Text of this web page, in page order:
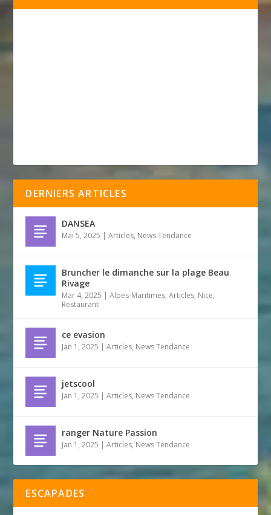
DERNIERS ARTICLES
DANSEA
Mai 5, 2025 |Articles, News Tendance
Bruncher le dimanche sur la plage Beau
Rivage
Mar 4, 2025 |Alpes-Maritimes,Articles, Nice,
Restaurant
ce evasion
Jan 1, 2025 |Articles, News Tendance
jetscool
Jan 1, 2025 |Articles, News Tendance
ranger Nature Passion
Jan 1, 2025 |Articles, News Tendance
ESCAPADES